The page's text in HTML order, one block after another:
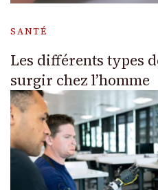
SANTÉ
Les différents types
surgir chez l’homme